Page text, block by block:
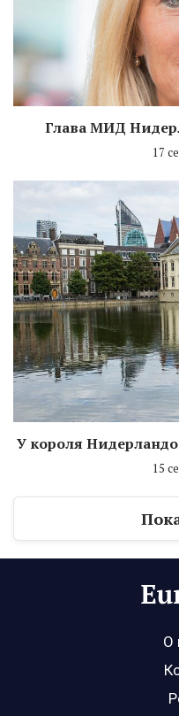
Глава МИД
17
У короля
15
О